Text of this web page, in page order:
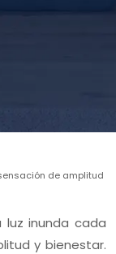
de amplitud
inunda cada
y bienestar.